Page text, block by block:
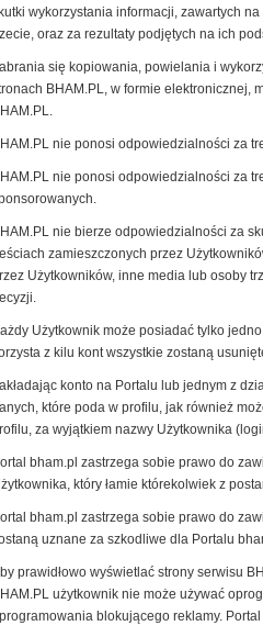
wykorzystania informacji, zawartych
oraz za rezultaty podjętych na ich
się kopiowania, powielania i
BHAM.PL, w formie elektronicznej,
nie ponosi odpowiedzialności za
nie ponosi odpowiedzialności za
nie bierze odpowiedzialności za
zamieszczonych przez
Użytkowników, inne media lub osoby
Użytkownik może posiadać tylko
z kilu kont wszystkie zostaną
konto na Portalu lub jednym z
które poda w profilu, jak również
za wyjątkiem nazwy Użytkownika
bham.pl zastrzega sobie prawo do
który łamie którekolwiek z
bham.pl zastrzega sobie prawo do
uznane za szkodliwe dla Portalu
prawidłowo wyświetlać strony serwisu
użytkownik nie może używać
blokującego reklamy.